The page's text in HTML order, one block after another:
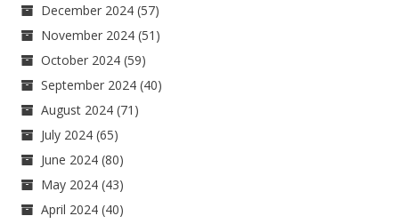
December 2024 (57)
November 2024 (51)
October 2024 (59)
September 2024 (40)
August 2024 (71)
July 2024 (65)
June 2024 (80)
May 2024 (43)
April 2024 (40)